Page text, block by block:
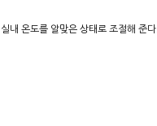
내 온도를 알맞은 상태로 조절해 준다.